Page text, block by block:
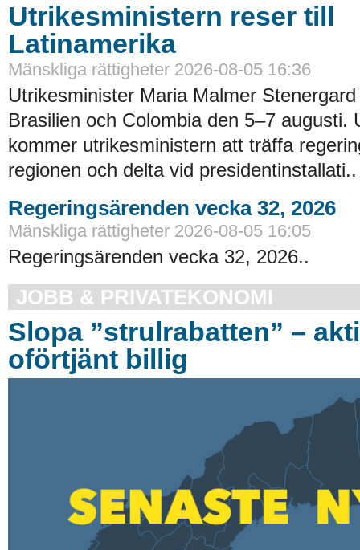
Utrikesministern reser till
Latinamerika
Mänskliga rättigheter 2026-08-05 16:36
Utrikesminister Maria Malmer
Brasilien och Colombia den 5–7 augusti.
kommer utrikesministern att träffa
regionen och delta vid presidentinstallati..
Regeringsärenden vecka 32, 2026
Mänskliga rättigheter 2026-08-05 16:05
Regeringsärenden vecka 32, 2026..
JOBB & PRIVATEKONOMI
Slopa ”strulrabatten” –
oförtjänt billig